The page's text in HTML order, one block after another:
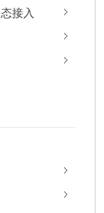
接入